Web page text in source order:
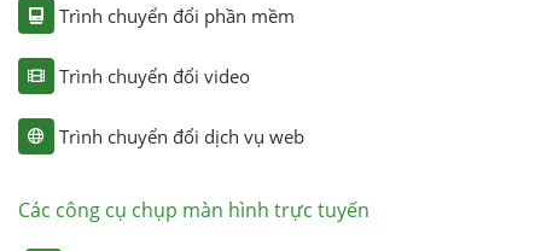
Trình chuyển đổi phần mềm
Trình chuyển đổi video
Trình chuyển đổi dịch vụ web
Các công cụ chụp màn hình trực tuyến